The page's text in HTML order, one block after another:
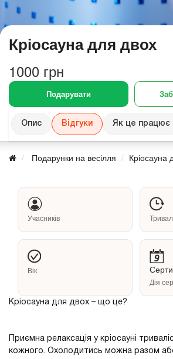
Кріосауна для двох
1000 грн
Подарувати
Опис Відгуки Як це працює
Подарунки на весілля Кріосауна
Учасників
Вік
Дія
Кріосауна для двох – що це?
Приємна релаксація у кріосауні
кожного. Охолодитись можна разом